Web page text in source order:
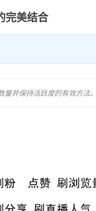
完美结合
并保持活跃度的有效方法。